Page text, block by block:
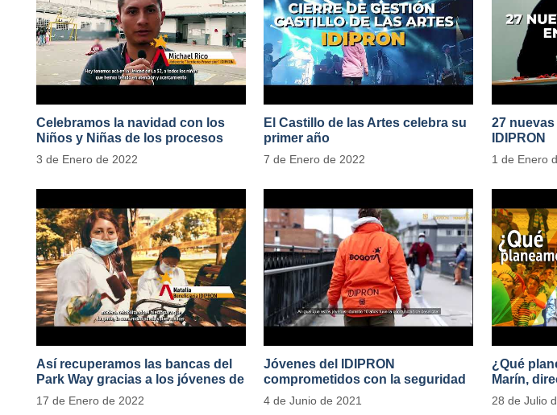
Celebramos la navidad con los
Niños y Niñas de los procesos
territoriales
3 de Enero de 2022
El Castillo de las Artes celebra su
primer año
7 de Enero de 2022
27
IDIPRON
1 de Enero
Así recuperamos las bancas del
Park Way gracias a los jóvenes de
Cultura Ciudadana
17 de Enero de 2022
Jóvenes del IDIPRON
comprometidos con la seguridad
en el Transporte Público
4 de Junio de 2021
¿Qué
Marín,
28 de Julio